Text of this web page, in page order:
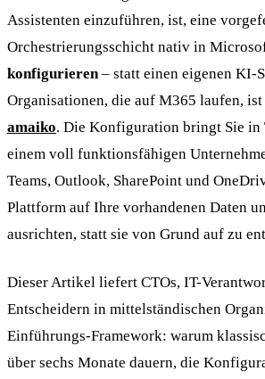
Assistenten einzuführen, ist, eine
Orchestrierungsschicht nativ in
konfigurieren– statt einen eigenen KI-
Organisationen, die auf M365 laufen,
amaiko. Die Konfiguration bringt Sie in
einem voll funktionsfähigen
Teams, Outlook, SharePoint und
Plattform auf Ihre vorhandenen Daten
ausrichten, statt sie von Grund auf zu
Dieser Artikel liefert CTOs, IT-
Entscheidern in mittelständischen
Einführungs-Framework: warum
über sechs Monate dauern, die